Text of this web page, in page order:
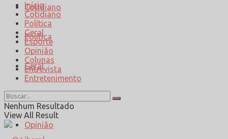
Cotidiano
Política
Geral
Esporte
Opinião
Início
Cotidiano
Política
Geral
Esporte
Opinião
Colunas
Entrevista
Entretenimento
Nenhum Resultado
View All Result